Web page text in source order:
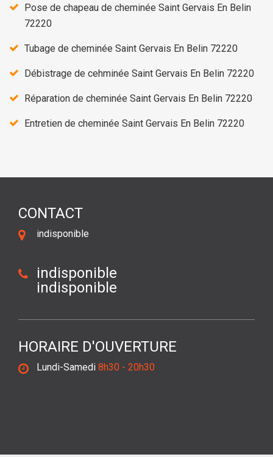
Pose de chapeau de cheminée Saint Gervais En Belin
72220
Tubage de cheminée Saint Gervais En Belin 72220
Débistrage de cehminée Saint Gervais En Belin 72220
Réparation de cheminée Saint Gervais En Belin 72220
Entretien de cheminée Saint Gervais En Belin 72220
CONTACT
indisponible
indisponible
indisponible
HORAIRE D'OUVERTURE
Lundi-Samedi 8h30 - 20h30